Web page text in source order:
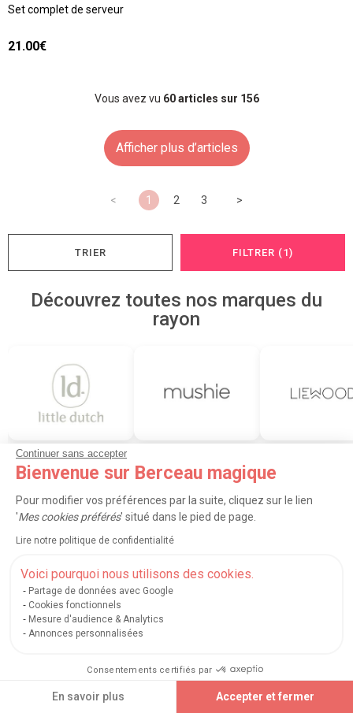
Continuer sans accepter
Bienvenue sur Berceau magique
Pour modifier vos préférences par la suite, cliquez sur le lien
'Mes cookies préférés' situé dans le pied de page.
Lire notre politique de confidentialité
Voici pourquoi nous utilisons des cookies.
Partage de données avec Google
Cookies fonctionnels
Mesure d'audience & Analytics
Annonces personnalisées
Consentements certifiés par
En savoir plus Accepter et fermer
Set complet de serveur
21.00€
Vous avez vu 60articles sur 156
Afficher plus d’articles
< 1 2 3 >
TRIER FILTRER (1)
Découvrez toutes nos marques du
rayon
Dînette et aliments factices
Little Dutch Mushie
L'heure du thé a sonné ! Inutile de craindre les éclats de la
précieuse porcelaine. Chez Berceau Magique, nous avons
aliments factices pour bébé
afin d'offrir à vos enfants un
moment de jeu mémorable.
Que ce soit pour un goûter en plein air ou une cuisine
nécessaire : tasses, sous-tasses, théières et plateaux. Ce
ne se contente pas de divertir, il aide
aussi àstimuler l'imagination
développer des